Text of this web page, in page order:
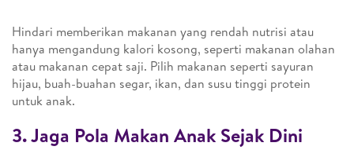
Hindari memberikan makanan yang rendah nutrisi atau
hanya mengandung kalori kosong, seperti makanan olahan
atau makanan cepat saji. Pilih makanan seperti sayuran
hijau, buah-buahan segar, ikan, dan susu tinggi protein
untuk anak.
3. Jaga Pola Makan Anak Sejak Dini